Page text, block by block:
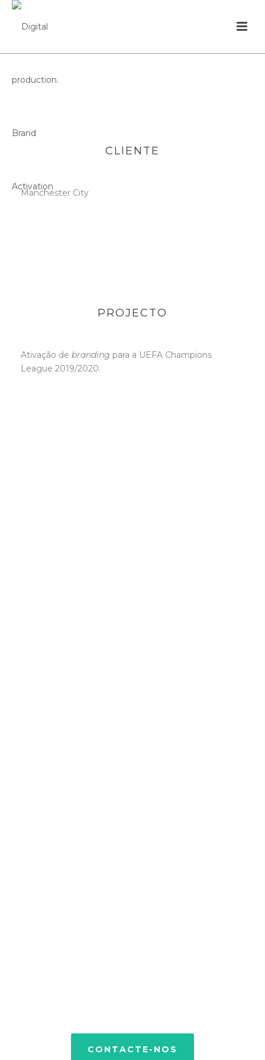
CLIENTE
Manchester City
PROJECTO
Ativação de branding para a UEFA Champions
League 2019/2020.
CONTACTE-NOS